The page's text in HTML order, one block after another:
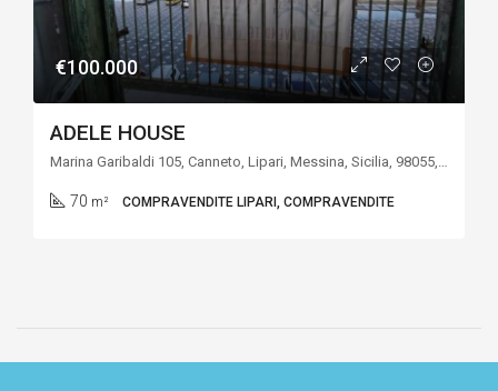
€100.000
ADELE HOUSE
Marina Garibaldi 105, Canneto, Lipari, Messina, Sicilia, 98055, Italia
70 m² COMPRAVENDITE LIPARI, COMPRAVENDITE